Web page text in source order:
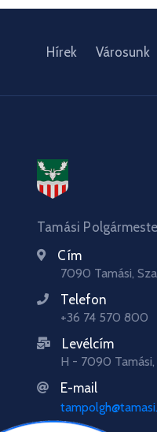
Hírek Városunk
Tamási
Cím
7090 Tamási,
Telefon
+36 74 570 800
Levélcím
H - 7090 Tamási,
E-mail